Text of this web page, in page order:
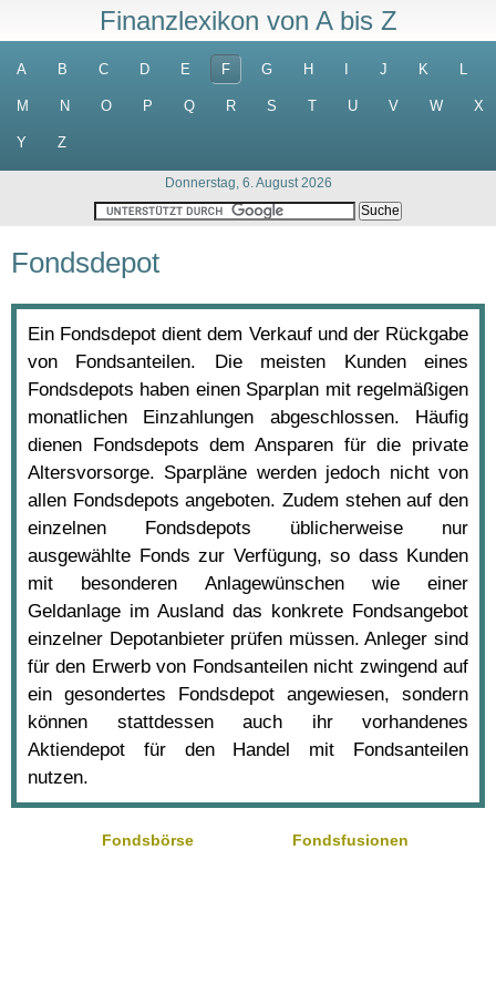
Finanzlexikon von A bis Z
A B C D E F G H J K L
M N O P Q R S T U V W X
Y Z
Donnerstag, 6. August 2026
Fondsdepot
Ein Fondsdepot dient dem Verkauf und der Rückgabe
von Fondsanteilen. Die meisten Kunden eines
Fondsdepots haben einen Sparplan mit regelmäßigen
monatlichen Einzahlungen abgeschlossen. Häufig
dienen Fondsdepots dem Ansparen für die private
Altersvorsorge. Sparpläne werden jedoch nicht von
allen Fondsdepots angeboten. Zudem stehen auf den
einzelnen Fondsdepots üblicherweise nur
ausgewählte Fonds zur Verfügung, so dass Kunden
mit besonderen Anlagewünschen wie einer
Geldanlage im Ausland das konkrete Fondsangebot
einzelner Depotanbieter prüfen müssen. Anleger sind
für den Erwerb von Fondsanteilen nicht zwingend auf
ein gesondertes Fondsdepot angewiesen, sondern
können stattdessen auch ihr vorhandenes
Aktiendepot für den Handel mit Fondsanteilen
nutzen.
Fondsbörse Fondsfusionen